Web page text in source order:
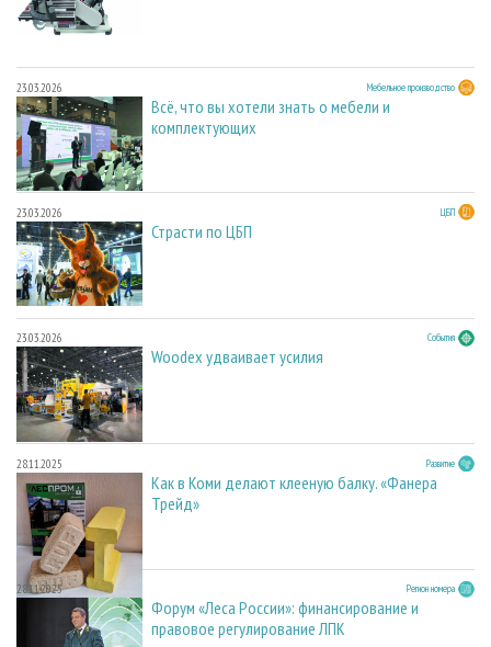
23.03.2026 Мебельное производство
Всё, что вы хотели знать о мебели и
комплектующих
23.03.2026 ЦБП
Страсти по ЦБП
23.03.2026 События
Woodex удваивает усилия
28.11.2025 Развитие
Как в Коми делают клееную балку. «Фанера
Трейд»
28.11.2025 Регион номера
Форум «Леса России»: финансирование и
правовое регулирование ЛПК